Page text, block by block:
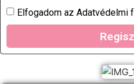
Elfogadom az Adatvédelmi